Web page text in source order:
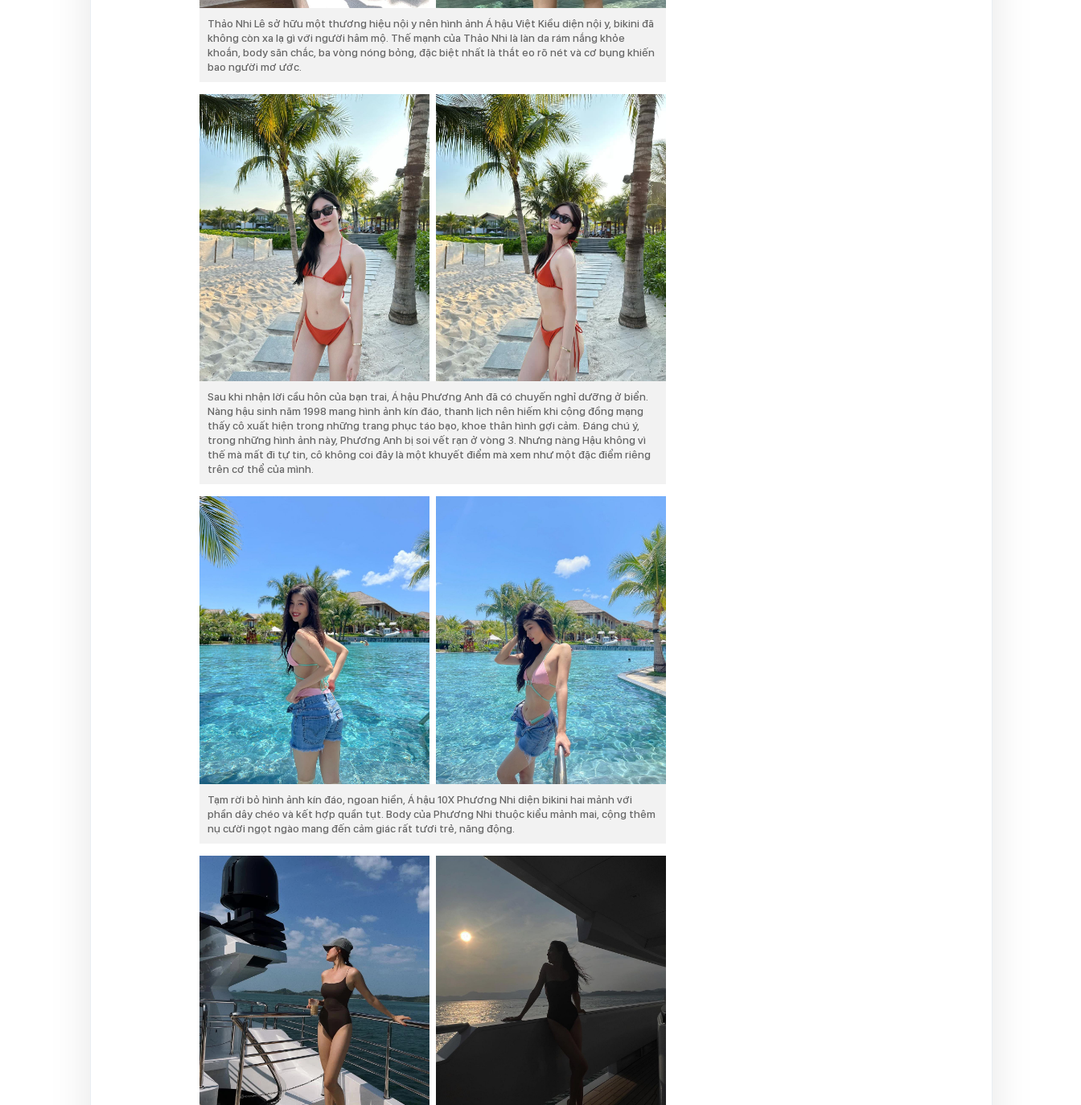
Thảo Nhi Lê sở hữu một thương hiệu nội y nên hình ảnh Á hậu Việt Kiều diện nội y, bikini đã
không còn xa lạ gì với người hâm mộ. Thế mạnh của Thảo Nhi là làn da rám nắng khỏe
khoắn, body săn chắc, ba vòng nóng bỏng, đặc biệt nhất là thắt eo rõ nét và cơ bụng khiến
bao người mơ ước.
Sau khi nhận lời cầu hôn của bạn trai, Á hậu Phương Anh đã có chuyến nghỉ dưỡng ở biển.
Nàng hậu sinh năm 1998 mang hình ảnh kín đáo, thanh lịch nên hiếm khi cộng đồng mạng
thấy cô xuất hiện trong những trang phục táo bạo, khoe thân hình gợi cảm. Đáng chú ý,
trong những hình ảnh này, Phương Anh bị soi vết rạn ở vòng 3. Nhưng nàng Hậu không vì
thế mà mất đi tự tin, cô không coi đây là một khuyết điểm mà xem như một đặc điểm riêng
trên cơ thể của mình.
Tạm rời bỏ hình ảnh kín đáo, ngoan hiền, Á hậu 10X Phương Nhi diện bikini hai mảnh với
phần dây chéo và kết hợp quần tụt. Body của Phương Nhi thuộc kiểu mảnh mai, cộng thêm
nụ cười ngọt ngào mang đến cảm giác rất tươi trẻ, năng động.